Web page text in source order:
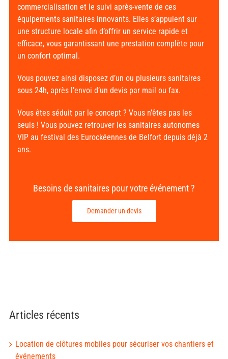
commercialisation et le suivi après-vente de ces
équipements sanitaires innovants. Elles s’appuient sur
une structure locale afin d’offrir un service rapide et
efficace, vous garantissant une prestation complète pour
un confort optimal.
Vous pouvez ainsi disposez d’un ou plusieurs sanitaires
sous 24h, après l’envoi d’un devis par mail ou fax.
Vous êtes séduit par le concept ? Vous n’êtes pas les
seuls ! Vous pouvez retrouver les sanitaires autonomes
VIP au festival des Eurockéennes de Belfort depuis déjà 2
ans.
Besoins de sanitaires pour votre événement ?
Demander un devis
Articles récents
Location de clôtures mobiles pour sécuriser vos chantiers et
événements